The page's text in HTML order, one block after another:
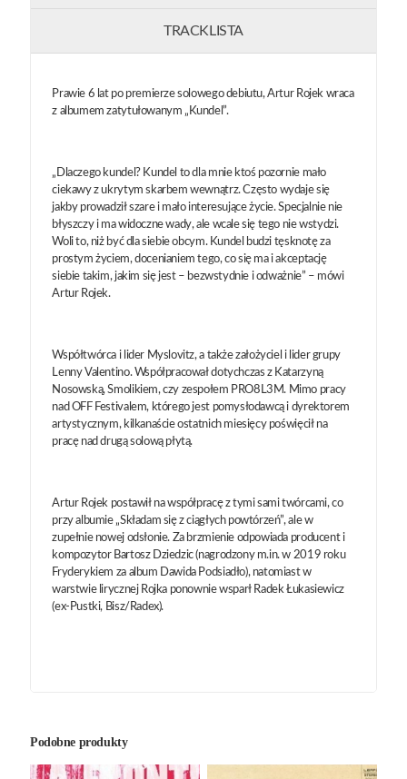
TRACKLISTA
Prawie 6 lat po premierze solowego debiutu, Artur Rojek wraca
z albumem zatytułowanym „Kundel”.
„Dlaczego kundel? Kundel to dla mnie ktoś pozornie mało
ciekawy z ukrytym skarbem wewnątrz. Często wydaje się
jakby prowadził szare i mało interesujące życie. Specjalnie nie
błyszczy i ma widoczne wady, ale wcale się tego nie wstydzi.
Woli to, niż być dla siebie obcym. Kundel budzi tęsknotę za
prostym życiem, docenianiem tego, co się ma i akceptację
siebie takim, jakim się jest – bezwstydnie i odważnie” – mówi
Artur Rojek.
Współtwórca i lider Myslovitz, a także założyciel i lider grupy
Lenny Valentino. Współpracował dotychczas z Katarzyną
Nosowską, Smolikiem, czy zespołem PRO8L3M. Mimo pracy
nad OFF Festivalem, którego jest pomysłodawcą i dyrektorem
artystycznym, kilkanaście ostatnich miesięcy poświęcił na
pracę nad drugą solową płytą.
Artur Rojek postawił na współpracę z tymi sami twórcami, co
przy albumie „Składam się z ciągłych powtórzeń”, ale w
zupełnie nowej odsłonie. Za brzmienie odpowiada producent i
kompozytor Bartosz Dziedzic (nagrodzony m.in. w 2019 roku
Fryderykiem za album Dawida Podsiadło), natomiast w
warstwie lirycznej Rojka ponownie wsparł Radek Łukasiewicz
(ex-Pustki, Bisz/Radex).
Podobne produkty